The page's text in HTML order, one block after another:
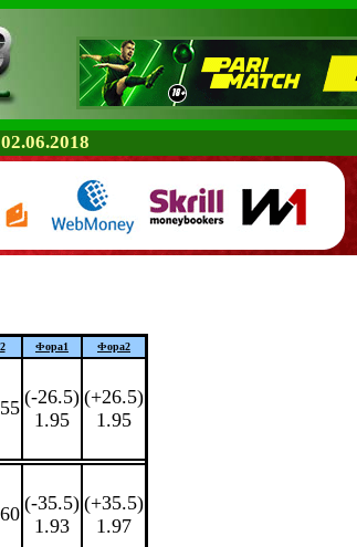
2 Фора1 Фора2
(-26.5)
1.95
(+26.5)
1.95
(-35.5)
1.93
(+35.5)
1.97